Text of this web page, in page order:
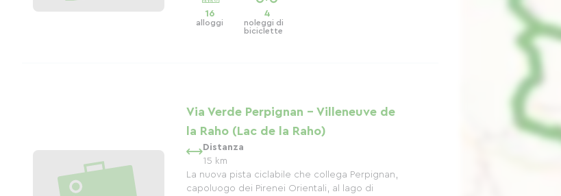
16
alloggi
4
noleggi di
biciclette
Via Verde Perpignan - Villeneuve de
la Raho (Lac de la Raho)
Distanza
15 km
La nuova pista ciclabile che collega Perpignan,
capoluogo dei Pirenei Orientali, al lago di